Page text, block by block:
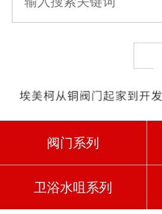
阀门系列
卫浴水咀系列